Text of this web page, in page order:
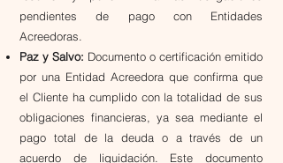
pendientes de pago con Entidades
Acreedoras.
Paz y Salvo: Documento o certificación emitido
por una Entidad Acreedora que confirma que
el Cliente ha cumplido con la totalidad de sus
obligaciones financieras, ya sea mediante el
pago total de la deuda o a través de un
acuerdo de liquidación. Este documento